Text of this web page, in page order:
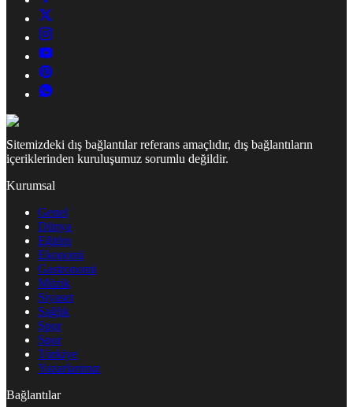
Sitemizdeki dış bağlantılar referans amaçlıdır, dış bağlantıların
içeriklerinden kuruluşumuz sorumlu değildir.
Kurumsal
Genel
Dünya
Eğitim
Ekonomi
Gastronomi
Müzik
Siyaset
Sağlık
Spor
Spor
Türkiye
Yazarlarımız
Bağlantılar